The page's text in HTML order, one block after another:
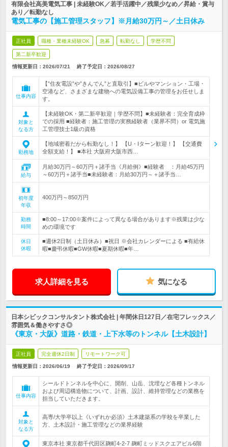
有限会社高美電気工事 | 未経験OK／若手活躍中／残業少なめ／昇給・賞与
あり／転勤なし
電気工事の【施工管理スタッフ】※月給30万円～／土日休み
正社員 職種・業種未経験OK 急募 転勤なし 学歴不問
第二新卒歓迎
情報更新日：2026/07/21 終了予定日： 2026/08/27
仕事内容
【”住友電設”や”きんでん”と直取引】■ビルやマンション・工場・
空港など、さまざまな建物への電気設備工事の管理をお任せしま
す。
対象と
なる方
【未経験OK・第二新卒歓迎｜学歴不問】■未経験者：完全育成枠
での採用 ■経験者：施工管理の実務経験者（業界不問）or 電気施
工管理技士1級の資格
勤務地
【地域密着だから転勤なし！】 【U・Iターン歓迎！】 【交通費
全額支給！】 ■本社 大阪府大阪市西…
給与
月給30万円～60万円＋諸手当《月給例》■経験者 ：月給45万円
～60万円＋諸手当■未経験者：月給30万円～＋諸手当…
初年度
年収
400万円～850万円
勤務
時間
■8:00～17:00※案件によって異なる場合があります※残業は少な
めの環境です
休日
休暇
■週休2日制（土日休み）■祝日 ※会社カレンダーによる ■有給休
暇■慶弔休暇■GW休暇■夏期休暇■年…
求人詳細を見る 気になる
日本シビックコンサルタント株式会社 | 年間休日127日／在宅フレックス／
雰囲気＆働きやすさ◎
《東京・大阪》道路・鉄道・上下水等のトンネル【土木設計】
正社員 完全週休2日制 リモートワーク可
情報更新日：2026/06/19 終了予定日： 2026/09/17
仕事内容
シールドトンネルを中心に、開削、山岳、沈埋など各種トンネル
および周辺構造物について、計画、設計、維持管理などの業務を
担当していただきます。
対象と
なる方
高専/大学卒以上《いずれか必須》土木建築系の学校を卒業した
方、土木設計・施工管理などの業界経験
東京本社 東京都千代田区麹町4-2-7 麹町ミッドスクエアビル6階